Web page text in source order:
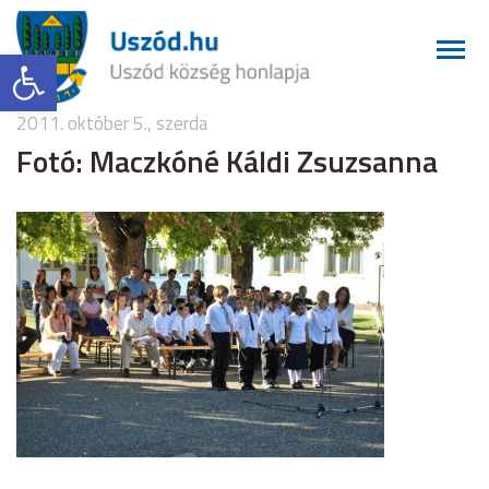
Eszköztár megnyitása
2011. október 5., szerda
Fotó: Maczkóné Káldi Zsuzsanna